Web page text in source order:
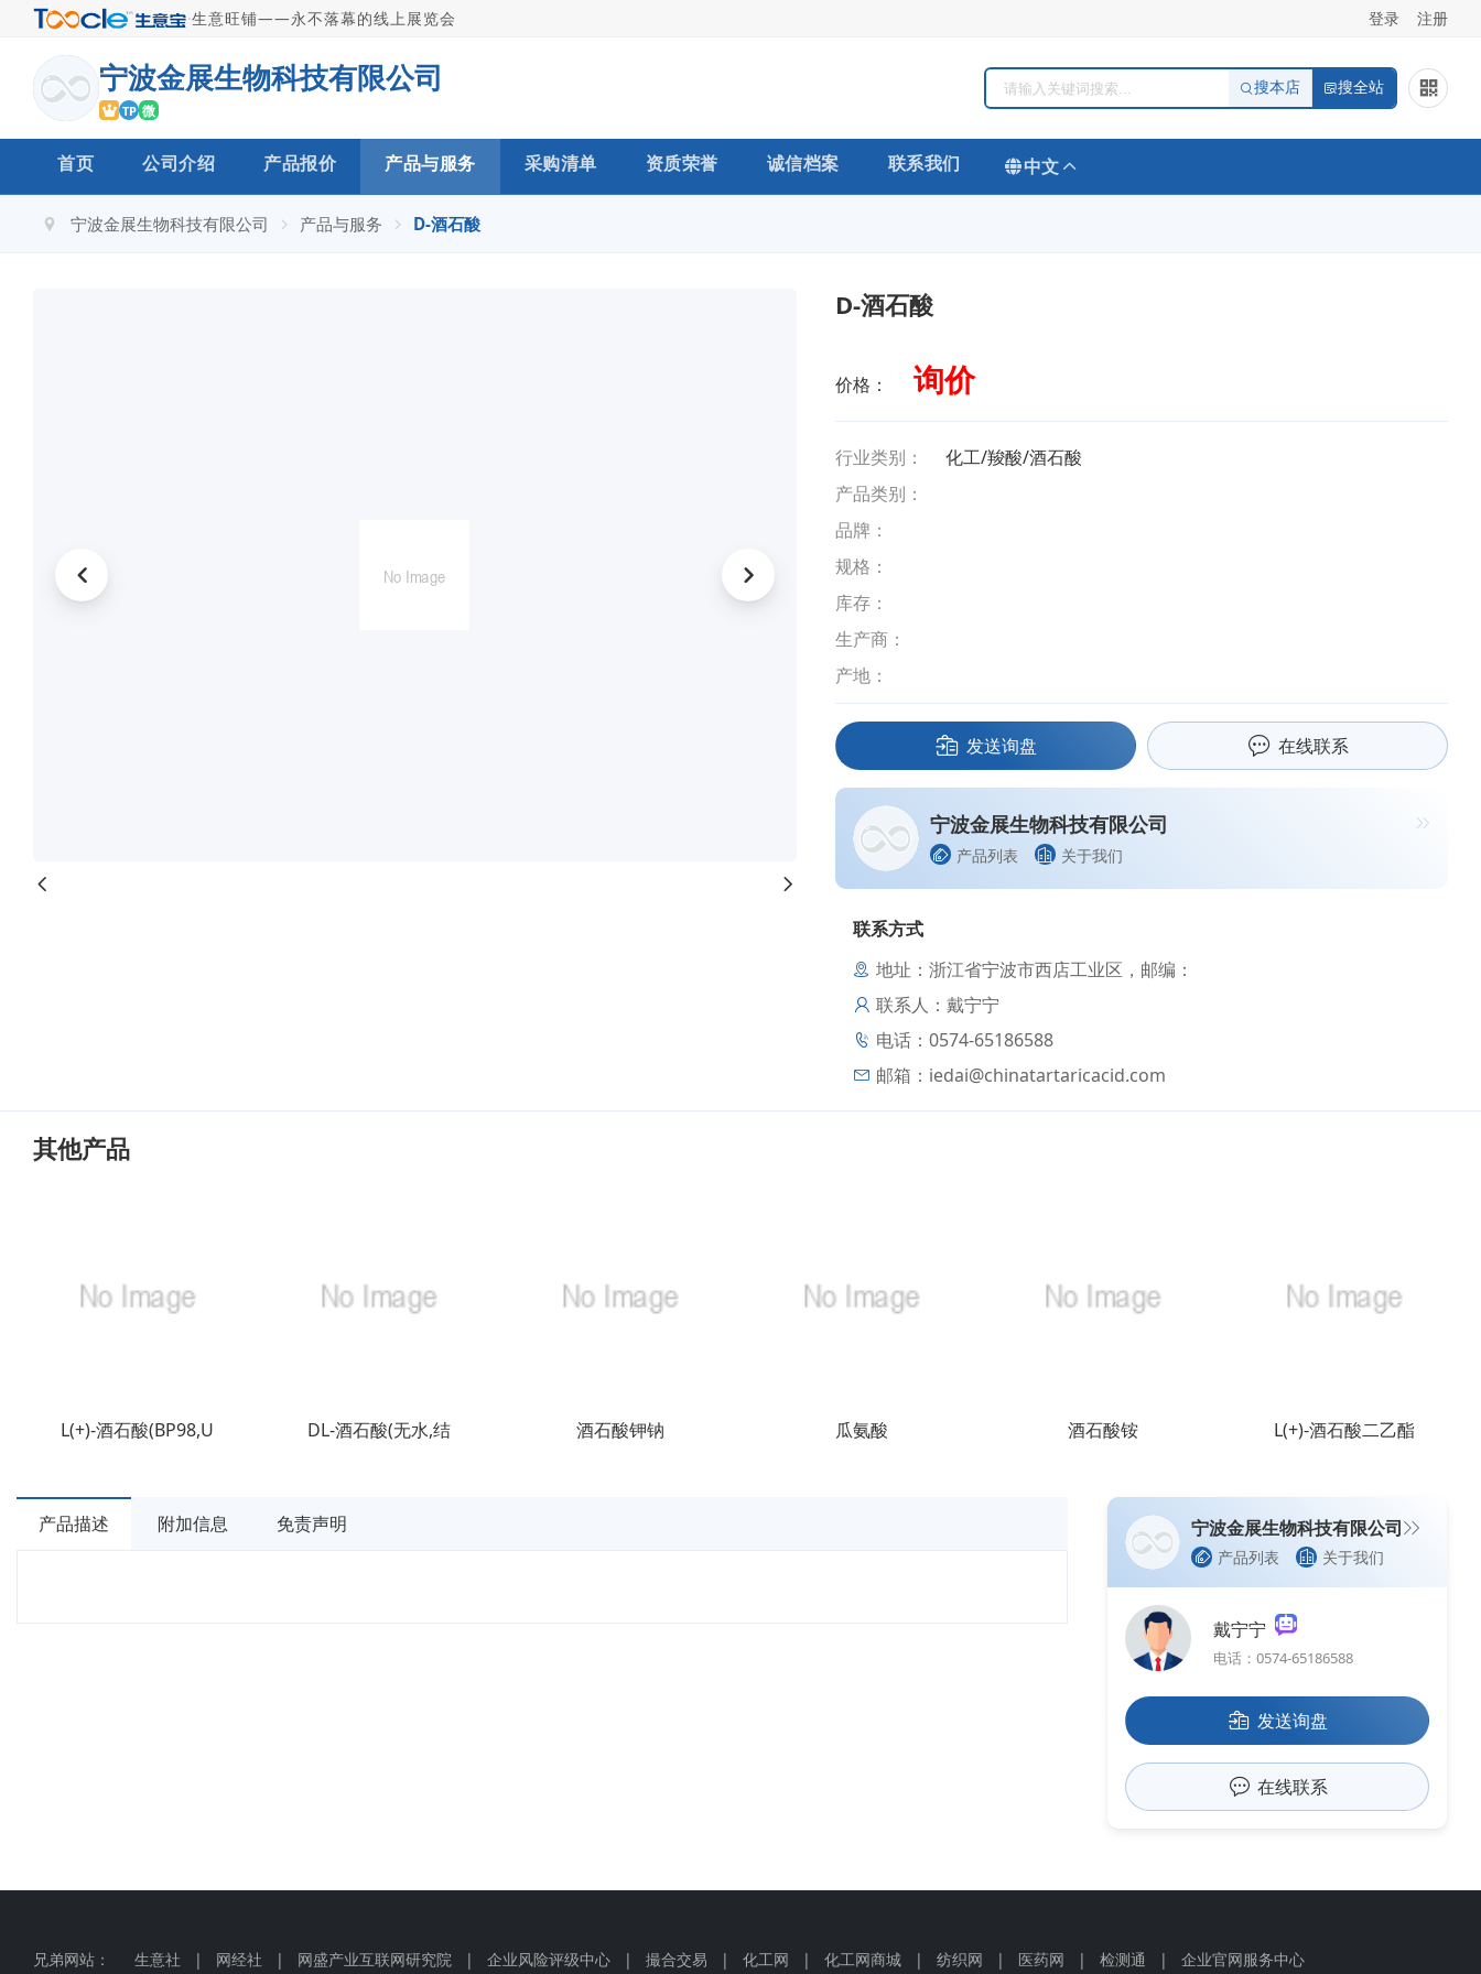
·生意旺铺——永不落幕的线上展览会 登录 注册
宁波金展生物科技有限公司
TP 微
搜本店 搜全站
首页 公司介绍 产品报价 产品与服务 采购清单 资质荣誉 诚信档案 联系我们 中文
宁波金展生物科技有限公司 产品与服务 D-酒石酸
D-酒石酸
价格： 询价
行业类别：
化工/羧酸/酒石酸
产品类别：
品牌：
规格：
库存：
生产商：
产地：
发送询盘 在线联系
宁波金展生物科技有限公司
产品列表 关于我们
联系方式
地址：浙江省宁波市西店工业区，邮编：
联系人：戴宁宁
电话：0574-65186588
邮箱： iedai@chinatartaricacid.com
其他产品
L(+)-酒石酸(BP98,U DL-酒石酸(无水,结 酒石酸钾钠 瓜氨酸 酒石酸铵 L(+)-酒石酸二乙酯
产品描述 附加信息 免责声明 宁波金展生物科技有限公司
产品列表 关于我们
戴宁宁
电话：0574-65186588
发送询盘
在线联系
兄弟网站： 生意社 | 网经社 | 网盛产业互联网研究院 | 企业风险评级中心 | 撮合交易 | 化工网 | 化工网商城 | 纺织网 | 医药网 | 检测通 | 企业官网服务中心